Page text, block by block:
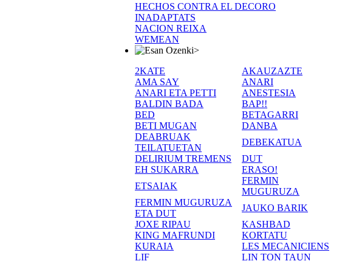
HECHOS CONTRA EL DECORO
INADAPTATS
NACION REIXA
WEMEAN
>
2KATE
AKAUZAZTE
AMA SAY
ANARI
ANARI ETA PETTI
ANESTESIA
BALDIN BADA
BAP!!
BED
BETAGARRI
BETI MUGAN
DANBA
DEABRUAK
TEILATUETAN
DEBEKATUA
DELIRIUM TREMENS
DUT
EH SUKARRA
ERASO!
ETSAIAK
FERMIN
MUGURUZA
FERMIN MUGURUZA
ETA DUT
JAUKO BARIK
JOXE RIPAU
KASHBAD
KING MAFRUNDI
KORTATU
KURAIA
LES MECANICIENS
LIF
LIN TON TAUN